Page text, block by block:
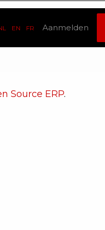
EN FR Aanmelden
Source ERP.